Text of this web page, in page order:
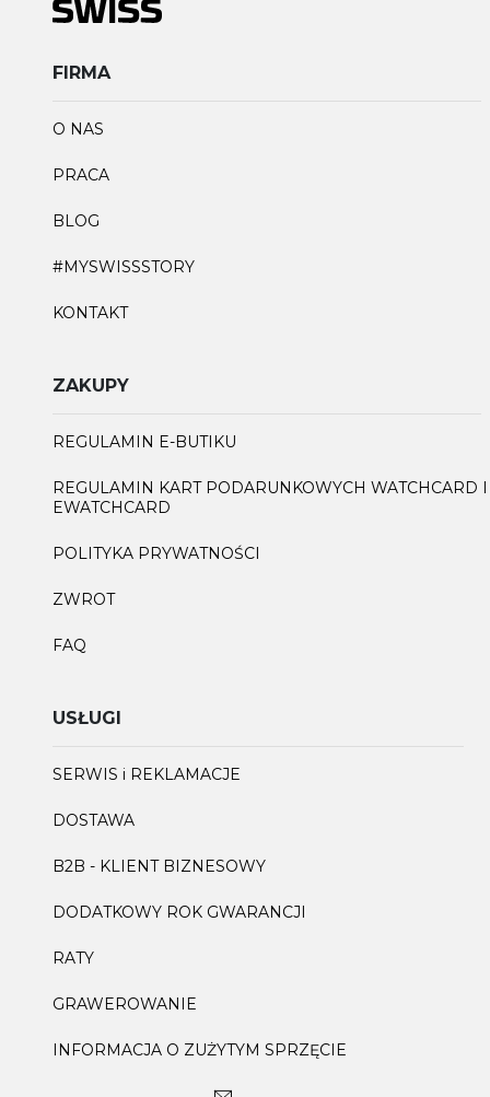
FIRMA
O NAS
PRACA
BLOG
#MYSWISSSTORY
KONTAKT
ZAKUPY
REGULAMIN E-BUTIKU
REGULAMIN KART PODARUNKOWYCH WATCHCARD I
EWATCHCARD
POLITYKA PRYWATNOŚCI
ZWROT
FAQ
USŁUGI
SERWIS i REKLAMACJE
DOSTAWA
B2B - KLIENT BIZNESOWY
DODATKOWY ROK GWARANCJI
RATY
GRAWEROWANIE
INFORMACJA O ZUŻYTYM SPRZĘCIE